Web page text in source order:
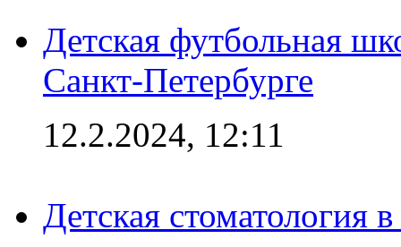
Детская футбольная
Санкт-Петербурге
12.2.2024, 12:11
Детская стоматология